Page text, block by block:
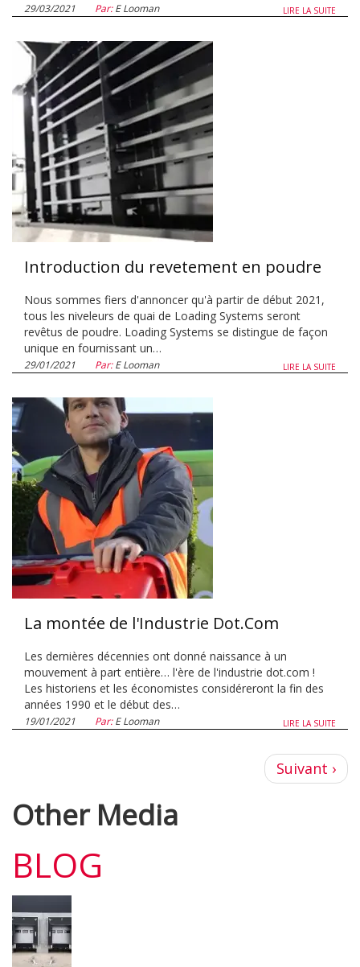
LIRE LA SUITE
29/03/2021 Par:E Looman
Introduction du revetement en poudre
Nous sommes fiers d'annoncer qu'à partir de début 2021,
tous les niveleurs de quai de Loading Systems seront
revêtus de poudre. Loading Systems se distingue de façon
unique en fournissant un…
LIRE LA SUITE
29/01/2021 Par:E Looman
La montée de l'Industrie Dot.Com
Les dernières décennies ont donné naissance à un
mouvement à part entière… l'ère de l'industrie dot.com !
Les historiens et les économistes considéreront la fin des
années 1990 et le début des…
LIRE LA SUITE
19/01/2021 Par:E Looman
Page
suivante
Suivant ›
Other Media
BLOG